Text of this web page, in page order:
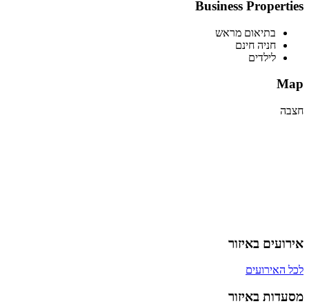
Business Properties
בתיאום מראש
חניה חינם
לילדים
Map
חצבה
אירועים באיזור
לכל האירועים
מסעדות באיזור